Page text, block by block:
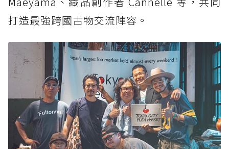
打造最強跨國古物交流陣容。